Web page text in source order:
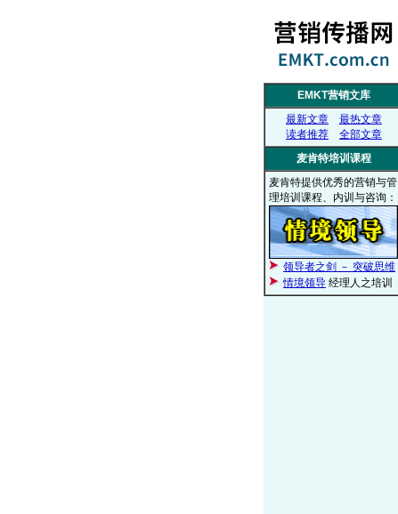
EMKT营销文库
最新文章
最热文章
读者推荐
全部文章
麦肯特培训课程
麦肯特提供优秀的营销与管
理培训课程、内训与咨询：
领导者之剑 － 突破思维
情境领导 经理人之培训